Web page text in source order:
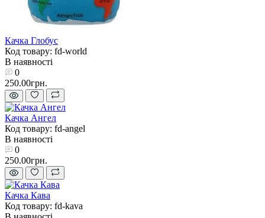
Качка Глобус
Код товару: fd-world
В наявності
0
250.00грн.
Качка Ангел
Код товару: fd-angel
В наявності
0
250.00грн.
Качка Кава
Код товару: fd-kava